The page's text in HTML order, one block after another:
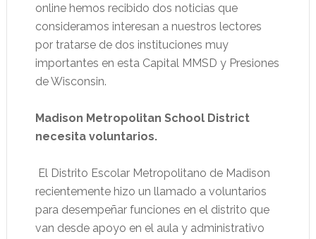
online hemos recibido dos noticias que
consideramos interesan a nuestros lectores
por tratarse de dos instituciones muy
importantes en esta Capital MMSD y Presiones
de Wisconsin.
Madison Metropolitan School District
necesita voluntarios.
El Distrito Escolar Metropolitano de Madison
recientemente hizo un llamado a voluntarios
para desempeñar funciones en el distrito que
van desde apoyo en el aula y administrativo